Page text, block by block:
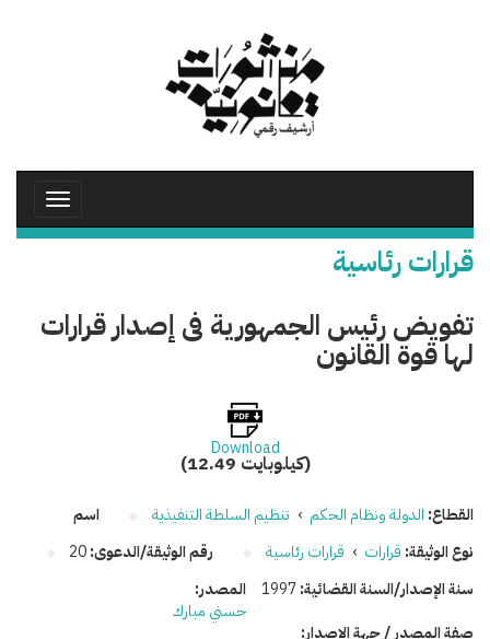
Toggle
قرارات رئاسية
تفويض رئيس الجمهورية فى إصدار قرارات
لها قوة القانون
Download
(12.49 كيلوبايت)
القطاع: الدولة ونظام الحكم › تنظيم السلطة التنفيذية
نوع الوثيقة: قرارات › قرارات رئاسية رقم الوثيقة/الدعوى:20
سنة الإصدار/السنة القضائية:1997
اسم
المصدر:
حسني مبارك
صفة المصدر / جهة الإصدار: